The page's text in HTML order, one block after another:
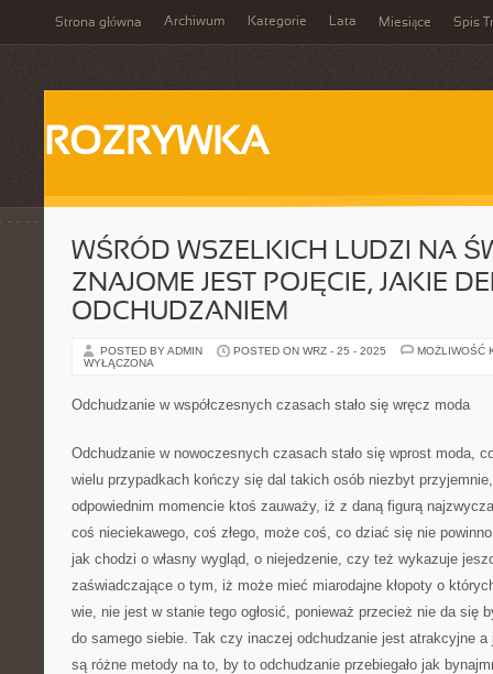
Strona główna Archiwum Kategorie Lata Miesiące Spis
ROZRYWKA
WŚRÓD WSZELKICH LUDZI NA
ZNAJOME JEST POJĘCIE, JAKIE
ODCHUDZANIEM
POSTED BY ADMIN POSTED ON WRZ - 25 - 2025
MOŻLIWOŚĆ
WYŁĄCZONA
Odchudzanie w współczesnych czasach stało się wręcz moda
Odchudzanie w nowoczesnych czasach stało się wprost moda,
wielu przypadkach kończy się dal takich osób niezbyt
odpowiednim momencie ktoś zauważy, iż z daną figurą
coś nieciekawego, coś złego, może coś, co dziać się nie
jak chodzi o własny wygląd, o niejedzenie, czy też wykazuje
zaświadczające o tym, iż może mieć miarodajne kłopoty o
wie, nie jest w stanie tego ogłosić, ponieważ przecież nie da się
do samego siebie. Tak czy inaczej odchudzanie jest atrakcyjne
są różne metody na to, by to odchudzanie przebiegało jak